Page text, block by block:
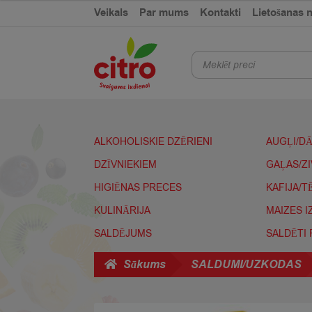
Veikals Par mums Kontakti Lietošanas
Products
search
ALKOHOLISKIE DZĒRIENI
AUGĻI/
DZĪVNIEKIEM
GAĻAS/
HIGIĒNAS PRECES
KAFIJA/
KULINĀRIJA
MAIZES
SALDĒJUMS
SALDĒTI
Sākums SALDUMI/UZKODAS